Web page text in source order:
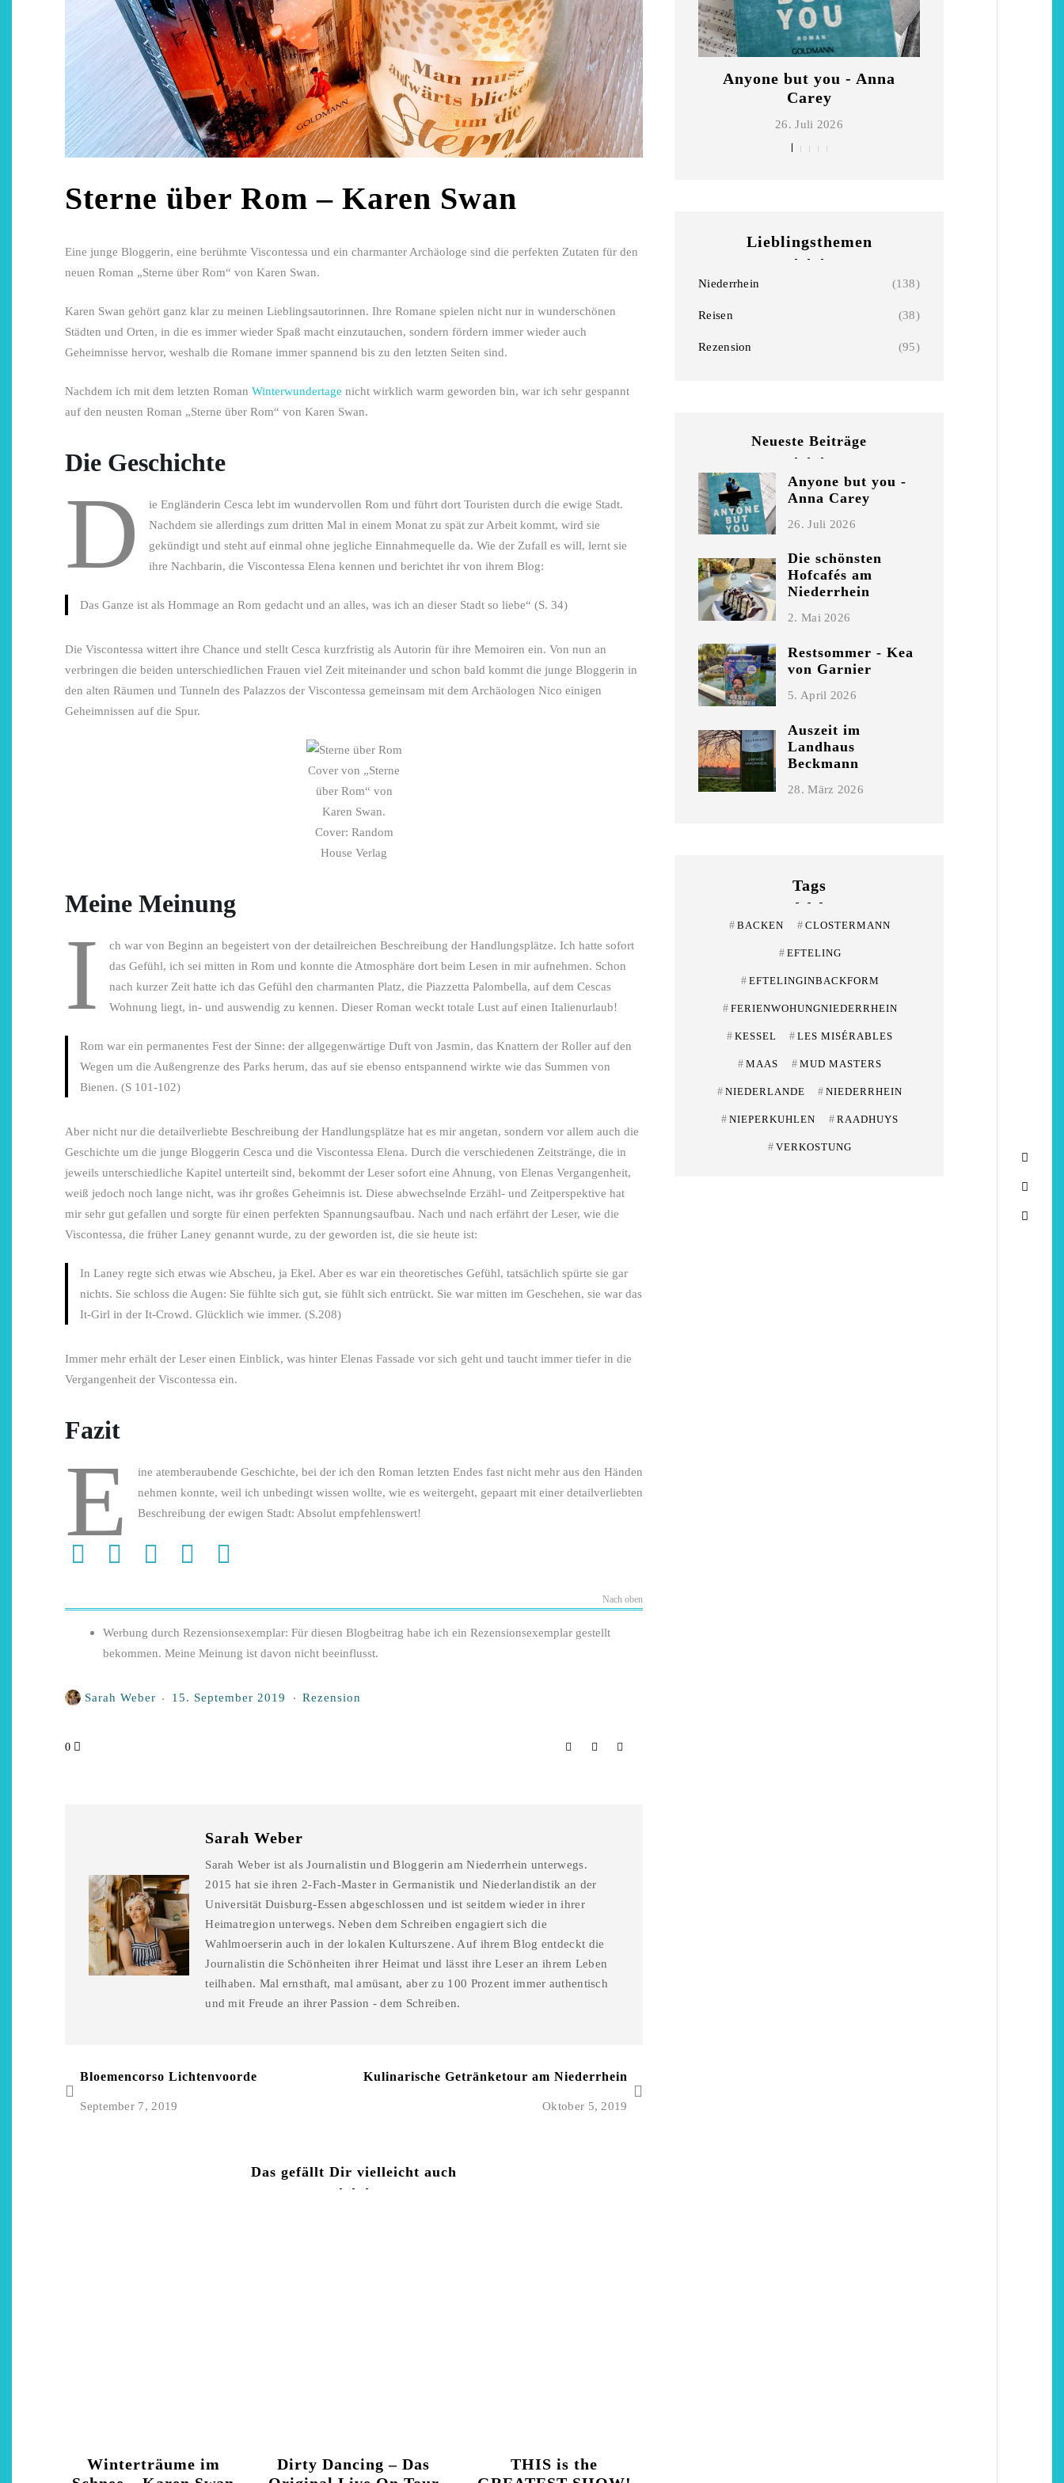
Die schönsten Hofcafés am
Niederrhein
2. Mai 2026
Restsommer - Kea
Anyone but you - Anna
Carey
26. Juli 2026
Lieblingsthemen
Niederrhein (138)
Reisen (38)
Rezension (95)
Neueste Beiträge
Anyone but you -
Anna Carey
26. Juli 2026
Die schönsten
Hofcafés am
Niederrhein
2. Mai 2026
Restsommer - Kea
von Garnier
5. April 2026
Auszeit im
Landhaus
Beckmann
28. März 2026
Tags
# BACKEN # CLOSTERMANN
# EFTELING
# EFTELINGINBACKFORM
# FERIENWOHUNGNIEDERRHEIN
# KESSEL # LES MISÉRABLES
# MAAS # MUD MASTERS
# NIEDERLANDE # NIEDERRHEIN
# NIEPERKUHLEN # RAADHUYS
# VERKOSTUNG
Sterne über Rom – Karen Swan
Eine junge Bloggerin, eine berühmte Viscontessa und ein charmanter Archäologe sind die perfekten Zutaten für den
neuen Roman „Sterne über Rom“ von Karen Swan.
Karen Swan gehört ganz klar zu meinen Lieblingsautorinnen. Ihre Romane spielen nicht nur in wunderschönen
Städten und Orten, in die es immer wieder Spaß macht einzutauchen, sondern fördern immer wieder auch
Geheimnisse hervor, weshalb die Romane immer spannend bis zu den letzten Seiten sind.
Nachdem ich mit dem letzten Roman Winterwundertage nicht wirklich warm geworden bin, war ich sehr gespannt
auf den neusten Roman „Sterne über Rom“ von Karen Swan.
Die Geschichte
D
ie Engländerin Cesca lebt im wundervollen Rom und führt dort Touristen durch die ewige Stadt.
Nachdem sie allerdings zum dritten Mal in einem Monat zu spät zur Arbeit kommt, wird sie
gekündigt und steht auf einmal ohne jegliche Einnahmequelle da. Wie der Zufall es will, lernt sie
ihre Nachbarin, die Viscontessa Elena kennen und berichtet ihr von ihrem Blog:
Das Ganze ist als Hommage an Rom gedacht und an alles, was ich an dieser Stadt so liebe“ (S. 34)
Die Viscontessa wittert ihre Chance und stellt Cesca kurzfristig als Autorin für ihre Memoiren ein. Von nun an
verbringen die beiden unterschiedlichen Frauen viel Zeit miteinander und schon bald kommt die junge Bloggerin in
den alten Räumen und Tunneln des Palazzos der Viscontessa gemeinsam mit dem Archäologen Nico einigen
Geheimnissen auf die Spur.
Cover von „Sterne
über Rom“ von
Karen Swan.
Cover: Random
House Verlag
Meine Meinung
I
ch war von Beginn an begeistert von der detailreichen Beschreibung der Handlungsplätze. Ich hatte sofort
das Gefühl, ich sei mitten in Rom und konnte die Atmosphäre dort beim Lesen in mir aufnehmen. Schon
nach kurzer Zeit hatte ich das Gefühl den charmanten Platz, die Piazzetta Palombella, auf dem Cescas
Wohnung liegt, in- und auswendig zu kennen. Dieser Roman weckt totale Lust auf einen Italienurlaub!
Rom war ein permanentes Fest der Sinne: der allgegenwärtige Duft von Jasmin, das Knattern der Roller auf den
Wegen um die Außengrenze des Parks herum, das auf sie ebenso entspannend wirkte wie das Summen von
Bienen. (S 101-102)
Aber nicht nur die detailverliebte Beschreibung der Handlungsplätze hat es mir angetan, sondern vor allem auch die
Geschichte um die junge Bloggerin Cesca und die Viscontessa Elena. Durch die verschiedenen Zeitstränge, die in
jeweils unterschiedliche Kapitel unterteilt sind, bekommt der Leser sofort eine Ahnung, von Elenas Vergangenheit,
weiß jedoch noch lange nicht, was ihr großes Geheimnis ist. Diese abwechselnde Erzähl- und Zeitperspektive hat
mir sehr gut gefallen und sorgte für einen perfekten Spannungsaufbau. Nach und nach erfährt der Leser, wie die
Viscontessa, die früher Laney genannt wurde, zu der geworden ist, die sie heute ist:
In Laney regte sich etwas wie Abscheu, ja Ekel. Aber es war ein theoretisches Gefühl, tatsächlich spürte sie gar
nichts. Sie schloss die Augen: Sie fühlte sich gut, sie fühlt sich entrückt. Sie war mitten im Geschehen, sie war das
It-Girl in der It-Crowd. Glücklich wie immer. (S.208)
Immer mehr erhält der Leser einen Einblick, was hinter Elenas Fassade vor sich geht und taucht immer tiefer in die
Vergangenheit der Viscontessa ein.
Fazit
E
ine atemberaubende Geschichte, bei der ich den Roman letzten Endes fast nicht mehr aus den Händen
nehmen konnte, weil ich unbedingt wissen wollte, wie es weitergeht, gepaart mit einer detailverliebten
Beschreibung der ewigen Stadt: Absolut empfehlenswert!
Nach oben
Werbung durch Rezensionsexemplar: Für diesen Blogbeitrag habe ich ein Rezensionsexemplar gestellt
bekommen. Meine Meinung ist davon nicht beeinflusst.
Sarah Weber 15. September 2019 Rezension
0
Sarah Weber
Sarah Weber ist als Journalistin und Bloggerin am Niederrhein unterwegs.
2015 hat sie ihren 2-Fach-Master in Germanistik und Niederlandistik an der
Universität Duisburg-Essen abgeschlossen und ist seitdem wieder in ihrer
Heimatregion unterwegs. Neben dem Schreiben engagiert sich die
Wahlmoerserin auch in der lokalen Kulturszene. Auf ihrem Blog entdeckt die
Journalistin die Schönheiten ihrer Heimat und lässt ihre Leser an ihrem Leben
teilhaben. Mal ernsthaft, mal amüsant, aber zu 100 Prozent immer authentisch
und mit Freude an ihrer Passion - dem Schreiben.
Bloemencorso Lichtenvoorde
September 7, 2019
Kulinarische Getränketour am Niederrhein
Oktober 5, 2019
Das gefällt Dir vielleicht auch
Winterträume im
Dirty Dancing – Das
THIS is the